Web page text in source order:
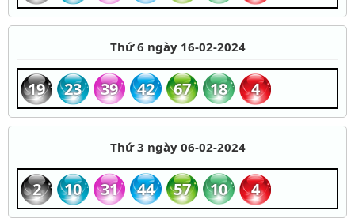
Thứ 6 ngày 16-02-2024
19 23 39 42 67 18 4
Thứ 3 ngày 06-02-2024
2 10 31 44 57 10 4